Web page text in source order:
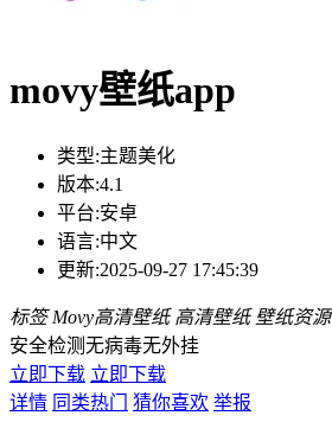
movy壁纸app
类型:主题美化
版本:4.1
平台:安卓
语言:中文
更新:2025-09-27 17:45:39
标签 Movy高清壁纸 高清壁纸 壁纸资源
安全检测无病毒无外挂
立即下载 立即下载
详情 同类热门 猜你喜欢 举报